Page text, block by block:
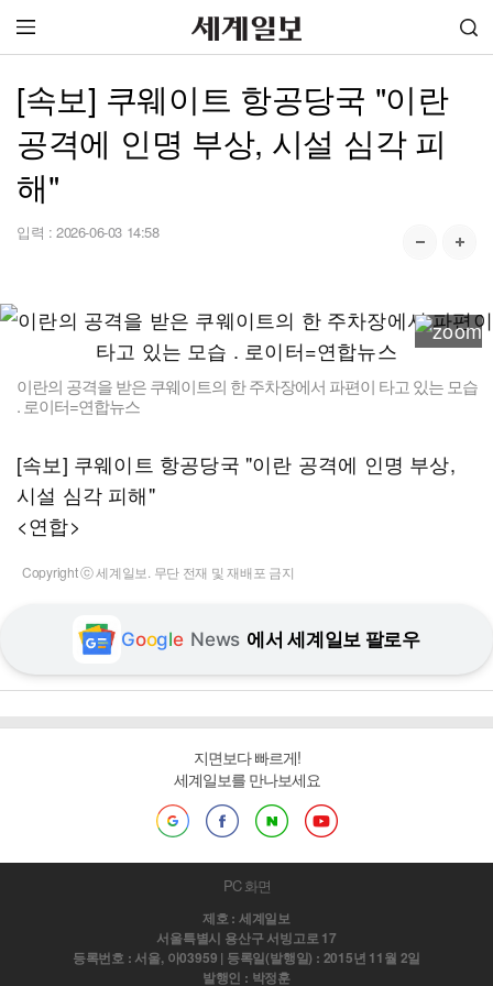
[속보] 쿠웨이트 항공당국 "이란
공격에 인명 부상, 시설 심각 피
해"
입력 : 2026-06-03 14:58
이란의 공격을 받은 쿠웨이트의 한 주차장에서 파편이 타고 있는 모습
. 로이터=연합뉴스
[속보] 쿠웨이트 항공당국 "이란 공격에 인명 부상,
시설 심각 피해"
<연합>
Copyright ⓒ 세계일보. 무단 전재 및 재배포 금지
Google News 에서 세계일보 팔로우
지면보다 빠르게!
세계일보를 만나보세요
PC 화면
제호 : 세계일보
서울특별시 용산구 서빙고로 17
등록번호 : 서울, 아03959 | 등록일(발행일) : 2015년 11월 2일
발행인 : 박정훈